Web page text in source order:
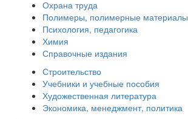
Охрана труда
Полимеры, полимерные материалы
Психология, педагогика
Химия
Справочные издания
Строительство
Учебники и учебные пособия
Художественная литература
Экономика, менеджмент, политика